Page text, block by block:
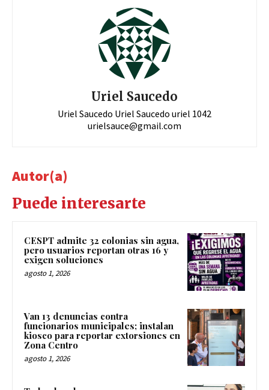
Uriel Saucedo
Uriel Saucedo Uriel Saucedo uriel 1042
urielsauce@gmail.com
Autor(a)
Puede interesarte
CESPT admite 32 colonias sin agua,
pero usuarios reportan otras 16 y
exigen soluciones
agosto 1, 2026
Van 13 denuncias contra
funcionarios municipales; instalan
kiosco para reportar extorsiones en
Zona Centro
agosto 1, 2026